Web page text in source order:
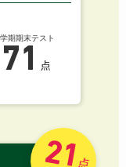
期期末テスト
71 点
21点